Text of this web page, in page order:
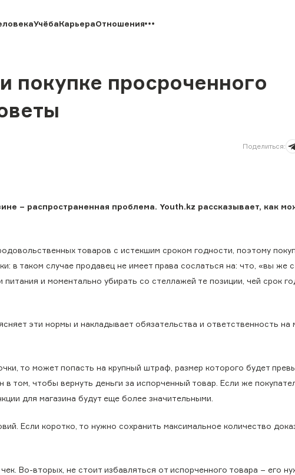
УчёбаКарьераОтношения
покупке просроченного
Поделиться:
− распространенная проблема. Youth.kz рассказывает, как
товаров с истекшим сроком годности, поэтому
в таком случае продавец не имеет права сослаться на: что, «вы же
и моментально убирать со стеллажей те позиции, чей срок
эти нормы и накладывает обязательства и ответственность на
то может попасть на крупный штраф, размер которого будет
в том, чтобы вернуть деньги за испорченный товар. Если же
для магазина будут еще более значительными.
Если коротко, то нужно сохранить максимальное количество
Во-вторых, не стоит избавляться от испорченного товара − его